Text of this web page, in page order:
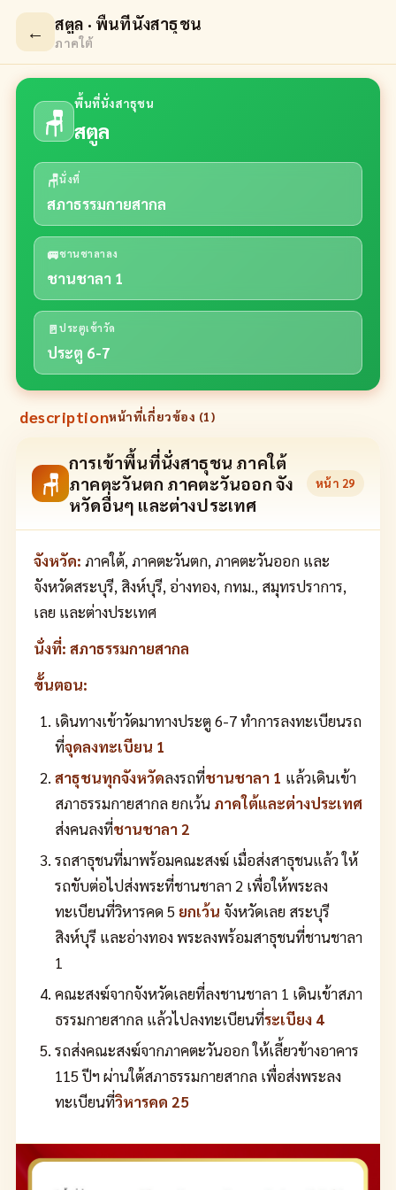
← สตูล · พื้นที่นั่งสาธุชน
ภาคใต้
🪑
พื้นที่นั่งสาธุชน
สตูล
🪑นั่งที่
สภาธรรมกายสากล
🚐ชานชาลาลง
ชานชาลา 1
🚪ประตูเข้าวัด
ประตู 6-7
descriptionหน้าที่เกี่ยวข้อง (1)
🪑
การเข้าพื้นที่นั่งสาธุชน ภาคใต้
ภาคตะวันตก ภาคตะวันออก จัง
หวัดอื่นๆ และต่างประเทศ
หน้า 29
จังหวัด: ภาคใต้, ภาคตะวันตก, ภาคตะวันออก และ
จังหวัดสระบุรี, สิงห์บุรี, อ่างทอง, กทม., สมุทรปราการ,
เลย และต่างประเทศ
นั่งที่: สภาธรรมกายสากล
ขั้นตอน:
เดินทางเข้าวัดมาทางประตู 6-7 ทำการลงทะเบียนรถ
ที่จุดลงทะเบียน 1
สาธุชนทุกจังหวัดลงรถที่ชานชาลา 1 แล้วเดินเข้า
สภาธรรมกายสากล ยกเว้น ภาคใต้และต่างประเทศ
ส่งคนลงที่ชานชาลา 2
รถสาธุชนที่มาพร้อมคณะสงฆ์ เมื่อส่งสาธุชนแล้ว ให้
รถขับต่อไปส่งพระที่ชานชาลา 2 เพื่อให้พระลง
ทะเบียนที่วิหารคด 5 ยกเว้น จังหวัดเลย สระบุรี
สิงห์บุรี และอ่างทอง พระลงพร้อมสาธุชนที่ชานชาลา
1
คณะสงฆ์จากจังหวัดเลยที่ลงชานชาลา 1 เดินเข้าสภา
ธรรมกายสากล แล้วไปลงทะเบียนที่ระเบียง 4
รถส่งคณะสงฆ์จากภาคตะวันออก ให้เลี้ยวข้างอาคาร
115 ปีฯ ผ่านใต้สภาธรรมกายสากล เพื่อส่งพระลง
ทะเบียนที่วิหารคด 25